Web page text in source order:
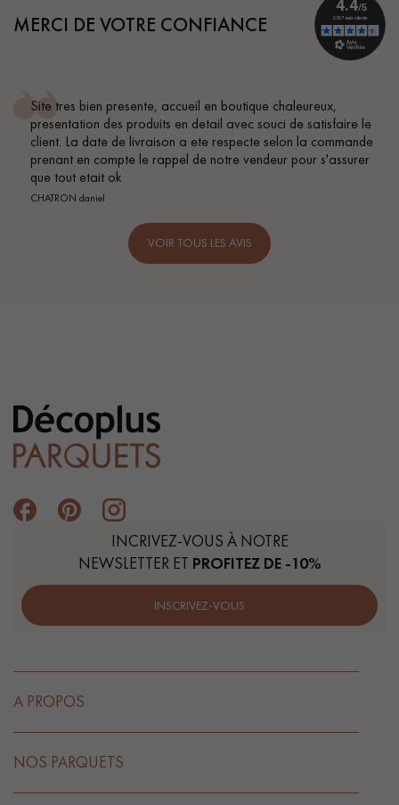
MERCI DE VOTRE CONFIANCE
Site tres bien presente, accueil en boutique chaleureux,
presentation des produits en detail avec souci de satisfaire le
client. La date de livraison a ete respecte selon la commande
prenant en compte le rappel de notre vendeur pour s'assurer
que tout etait ok
CHATRON daniel
VOIR TOUS LES AVIS
INCRIVEZ-VOUS À NOTRE
NEWSLETTER ET PROFITEZ DE -10%
INSCRIVEZ-VOUS
A PROPOS
NOS PARQUETS